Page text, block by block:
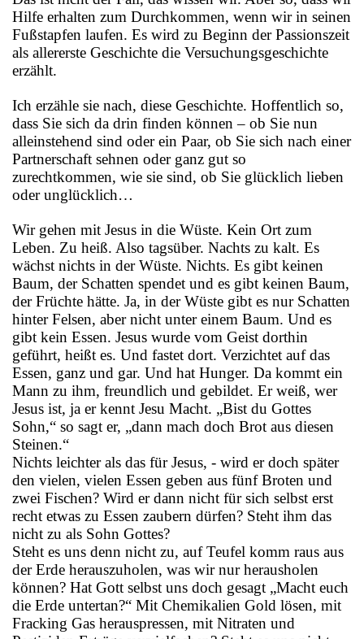
Hilfe erhalten zum Durchkommen, wenn wir in seinen
Fußstapfen laufen. Es wird zu Beginn der Passionszeit
als allererste Geschichte die Versuchungsgeschichte
erzählt.
Ich erzähle sie nach, diese Geschichte. Hoffentlich so,
dass Sie sich da drin finden können – ob Sie nun
alleinstehend sind oder ein Paar, ob Sie sich nach einer
Partnerschaft sehnen oder ganz gut so
zurechtkommen, wie sie sind, ob Sie glücklich lieben
oder unglücklich…
Wir gehen mit Jesus in die Wüste. Kein Ort zum
Leben. Zu heiß. Also tagsüber. Nachts zu kalt. Es
wächst nichts in der Wüste. Nichts. Es gibt keinen
Baum, der Schatten spendet und es gibt keinen Baum,
der Früchte hätte. Ja, in der Wüste gibt es nur Schatten
hinter Felsen, aber nicht unter einem Baum. Und es
gibt kein Essen. Jesus wurde vom Geist dorthin
geführt, heißt es. Und fastet dort. Verzichtet auf das
Essen, ganz und gar. Und hat Hunger. Da kommt ein
Mann zu ihm, freundlich und gebildet. Er weiß, wer
Jesus ist, ja er kennt Jesu Macht. „Bist du Gottes
Sohn,“ so sagt er, „dann mach doch Brot aus diesen
Steinen.“
Nichts leichter als das für Jesus, - wird er doch später
den vielen, vielen Essen geben aus fünf Broten und
zwei Fischen? Wird er dann nicht für sich selbst erst
recht etwas zu Essen zaubern dürfen? Steht ihm das
nicht zu als Sohn Gottes?
Steht es uns denn nicht zu, auf Teufel komm raus aus
der Erde herauszuholen, was wir nur herausholen
können? Hat Gott selbst uns doch gesagt „Macht euch
die Erde untertan?“ Mit Chemikalien Gold lösen, mit
Fracking Gas herauspressen, mit Nitraten und